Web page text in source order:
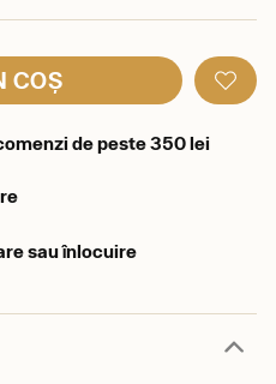
COȘ
de peste 350 lei
sau înlocuire